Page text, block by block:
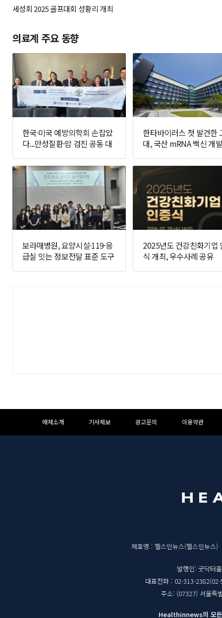
세성회 2025 골프대회 성황리 개최
의료계 주요 동향
한국·미국 예방의학회 손잡았
다...만성질환·암 검진 공동 대
한타바이러스 첫 발견한
대, 국산 mRNA 백신 개
보라매병원, 요양시설·119·응
급실 잇는 정보전달 표준 도구
2025년도 건강친화기업
식 개최, 우수사례 공유
단
매체소개 기사제보 광고문의 이용약관
제호명 : 헬스인뉴스(헬스인뉴스)
발행인: 굿닥터
대표전화 : 02-313-
주소: (07327) 서울특
Healthinnews의 모든